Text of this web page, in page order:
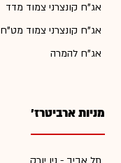
אג"ח קונצרני צמוד מדד
אג"ח קונצרני צמוד מט"ח
אג"ח להמרה
מניות ארביטרז'